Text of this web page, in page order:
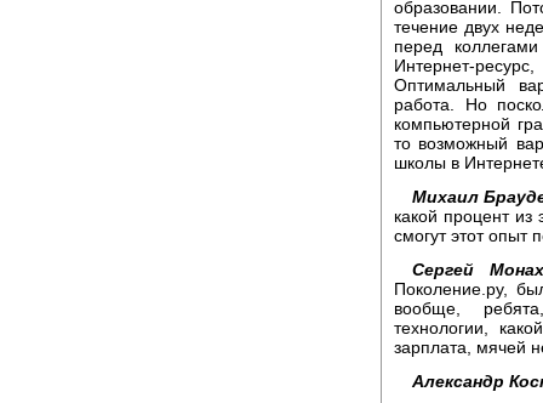
образовании.
течение двух
перед
Интернет-
Оптимальный
работа. Но
компьютерной
то возможный
школы в
Михаил
какой процент
смогут этот опыт
Сергей
Поколение.ру,
вообще,
технологии,
зарплата, мячей
Александр